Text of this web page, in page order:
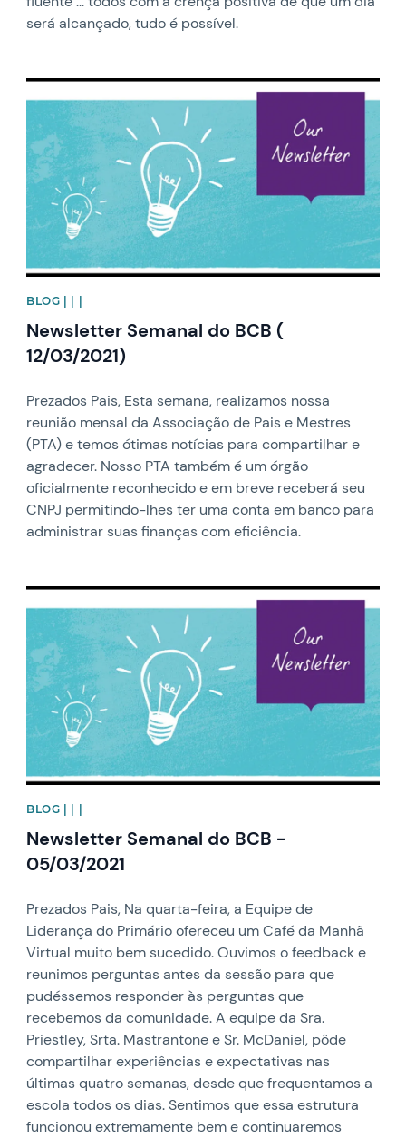
será alcançado, tudo é possível.
News image
BLOG | | |
Newsletter Semanal do BCB (
12/03/2021)
Prezados Pais, Esta semana, realizamos nossa
reunião mensal da Associação de Pais e Mestres
(PTA) e temos ótimas notícias para compartilhar e
agradecer. Nosso PTA também é um órgão
oficialmente reconhecido e em breve receberá seu
CNPJ permitindo-lhes ter uma conta em banco para
administrar suas finanças com eficiência.
News image
BLOG | | |
Newsletter Semanal do BCB -
05/03/2021
Prezados Pais, Na quarta-feira, a Equipe de
Liderança do Primário ofereceu um Café da Manhã
Virtual muito bem sucedido. Ouvimos o feedback e
reunimos perguntas antes da sessão para que
pudéssemos responder às perguntas que
recebemos da comunidade. A equipe da Sra.
Priestley, Srta. Mastrantone e Sr. McDaniel, pôde
compartilhar experiências e expectativas nas
últimas quatro semanas, desde que frequentamos a
escola todos os dias. Sentimos que essa estrutura
funcionou extremamente bem e continuaremos